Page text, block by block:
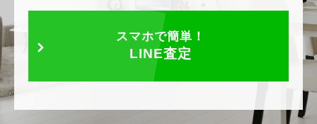
スマホで簡単！
LINE査定